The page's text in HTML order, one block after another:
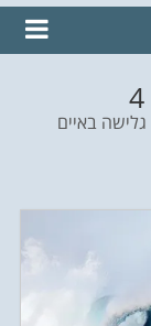
נשמח
גלישה באיים